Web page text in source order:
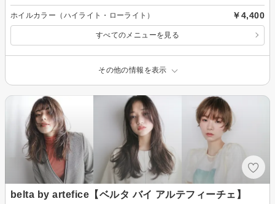
ホイルカラー（ハイライト・ローライト） ￥4,400
すべてのメニューを見る
その他の情報を表示
belta by artefice【ベルタ バイ アルテフィーチェ】